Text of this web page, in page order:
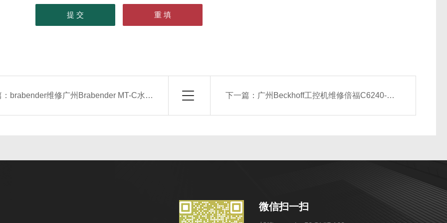
brabender维修广州Brabender MT-C水分测定仪维修 下一篇： 广州Beckhoff工控机维修倍福C6240-1025 BECKHOFF工控机维修厂家
微信扫一扫